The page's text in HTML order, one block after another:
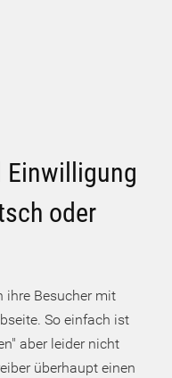
Einwilligung
oder
ihre Besucher mit
So einfach ist
aber leider nicht
überhaupt einen